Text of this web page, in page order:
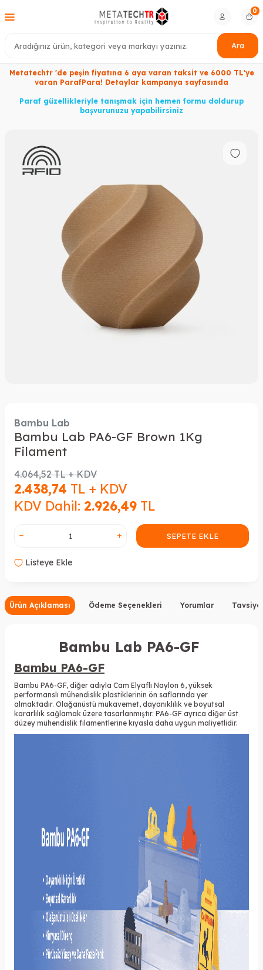
Ara
0
Metatechtr 'de peşin fiyatına 6 aya varan taksit ve 6000 TL'ye
varan ParafPara! Detaylar kampanya sayfasında
Paraf güzellikleriyle tanışmak için hemen formu doldurup
başvurunuzu yapabilirsiniz
Bambu Lab
Bambu Lab PA6-GF Brown 1Kg
Filament
4.064,52TL + KDV
2.438,74 TL + KDV
KDV Dahil: 2.926,49 TL
SEPETE EKLE
Listeye Ekle
Ürün Açıklaması Ödeme Seçenekleri Yorumlar Tavsiye
Bambu Lab PA6-GF
Bambu PA6-GF
Bambu PA6-GF, diğer adıyla Cam Elyaflı Naylon 6, yüksek
performanslı mühendislik plastiklerinin ön saflarında yer
almaktadır. Olağanüstü mukavemet, dayanıklılık ve boyutsal
kararlılık sağlamak üzere tasarlanmıştır. PA6-GF ayrıca diğer üst
düzey mühendislik filamentlerine kıyasla daha uygun maliyetlidir.